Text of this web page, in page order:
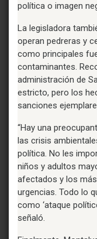
política o imagen
La legisladora
operan pedreras y
como principales
contaminantes.
administración de
estricto, pero los
sanciones
“Hay una
las crisis
política. No les
niños y adultos
afectados y los
urgencias. Todo lo
como ‘ataque
señaló.